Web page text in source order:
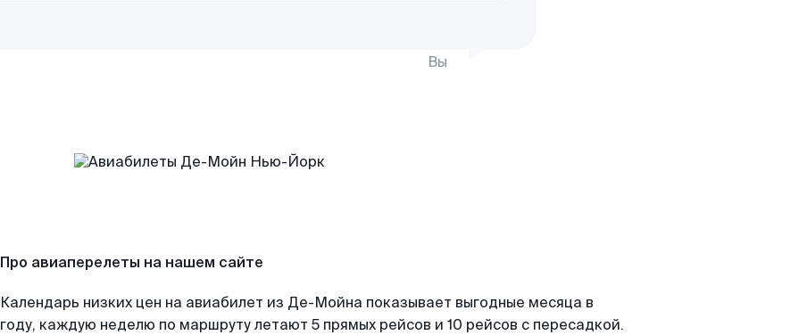
Вы
Про авиаперелеты на нашем сайте
Календарь низких цен на авиабилет из Де-Мойна показывает выгодные месяца в
году, каждую неделю по маршруту летают 5 прямых рейсов и 10 рейсов с пересадкой.